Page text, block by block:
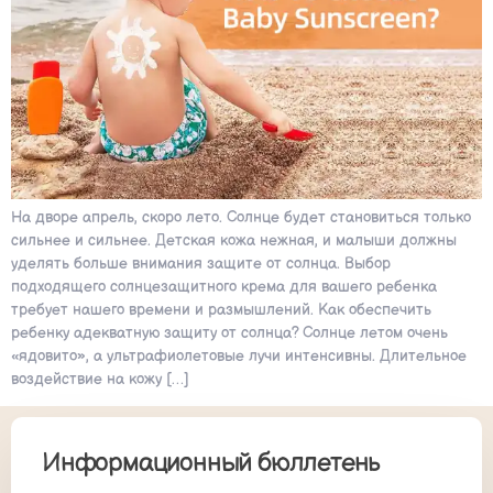
На дворе апрель, скоро лето. Солнце будет становиться только
сильнее и сильнее. Детская кожа нежная, и малыши должны
уделять больше внимания защите от солнца. Выбор
подходящего солнцезащитного крема для вашего ребенка
требует нашего времени и размышлений. Как обеспечить
ребенку адекватную защиту от солнца? Солнце летом очень
«ядовито», а ультрафиолетовые лучи интенсивны. Длительное
воздействие на кожу […]
Информационный бюллетень